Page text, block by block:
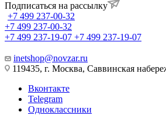
Подписаться на рассылку
+7 499 237-00-32
+7 499 237-00-32
+7 499 237-19-07 +7 499 237-19-07
inetshop@novzar.ru
119435, г. Москва, Саввинская
Вконтакте
Telegram
Одноклассники